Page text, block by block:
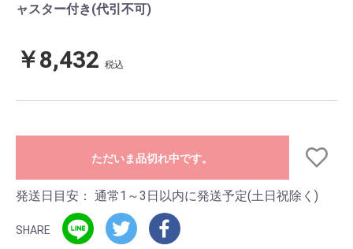
ャスター付き(代引不可)
￥8,432 税込
ただいま品切れ中です。
発送日目安： 通常1～3日以内に発送予定(土日祝除く)
SHARE